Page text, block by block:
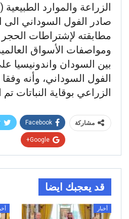
الزراعة والموارد
صادر الفول السوداني الى
مطابقته لإشتراطات
ومواصفات الأسواق
بين السودان واندونيسيا
الفول السوداني، وأنه وفقا
الزراعي بوقاية النباتات
مشاركة Facebook
Google+
قد يعجبك ايضا
أخبار